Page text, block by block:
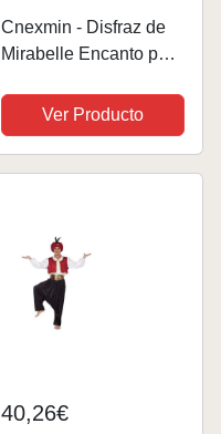
Cnexmin - Disfraz de
Mirabelle Encanto para
para fiestas,
Halloween, carnaval, 3
– 4 años, 102 cm, color
Ver Producto
40,26€